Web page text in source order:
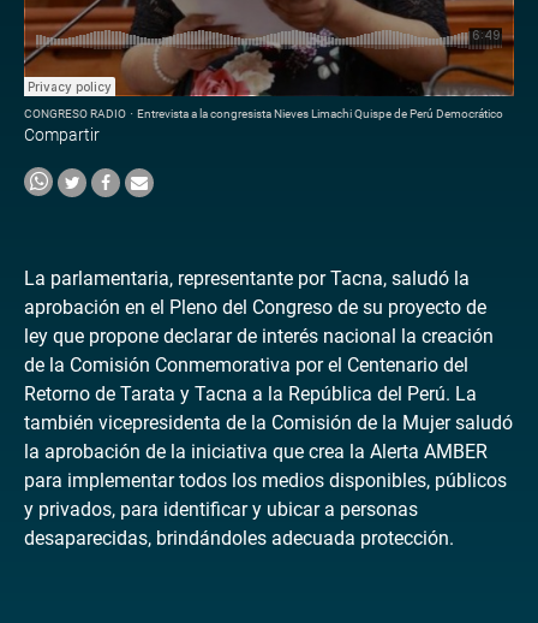
CONGRESO RADIO · Entrevista a la congresista Nieves Limachi Quispe de Perú Democrático
Compartir
La parlamentaria, representante por Tacna, saludó la
aprobación en el Pleno del Congreso de su proyecto de
ley que propone declarar de interés nacional la creación
de la Comisión Conmemorativa por el Centenario del
Retorno de Tarata y Tacna a la República del Perú. La
también vicepresidenta de la Comisión de la Mujer saludó
la aprobación de la iniciativa que crea la Alerta AMBER
para implementar todos los medios disponibles, públicos
y privados, para identificar y ubicar a personas
desaparecidas, brindándoles adecuada protección.